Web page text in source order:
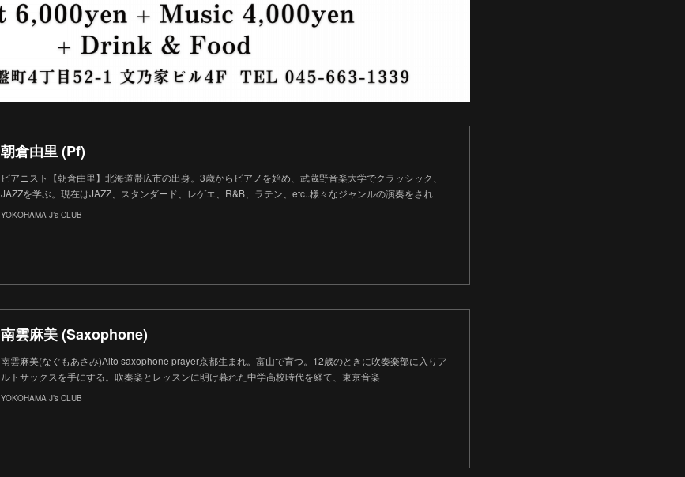
朝倉由里 (Pf)
ピアニスト【朝倉由里】北海道帯広市の出身。3歳からピアノを始め、武蔵野音楽大学でクラッシック、
JAZZを学ぶ。現在はJAZZ、スタンダード、レゲエ、R&B、ラテン、etc..様々なジャンルの演奏をされ
YOKOHAMA J’s CLUB
南雲麻美 (Saxophone)
南雲麻美(なぐもあさみ)Alto saxophone prayer京都生まれ。富山で育つ。12歳のときに吹奏楽部に入りア
ルトサックスを手にする。吹奏楽とレッスンに明け暮れた中学高校時代を経て、東京音楽
YOKOHAMA J’s CLUB